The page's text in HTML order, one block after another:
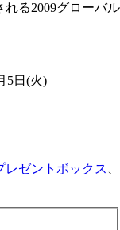
れる2009グローバル
5日(火)
レゼントボックス